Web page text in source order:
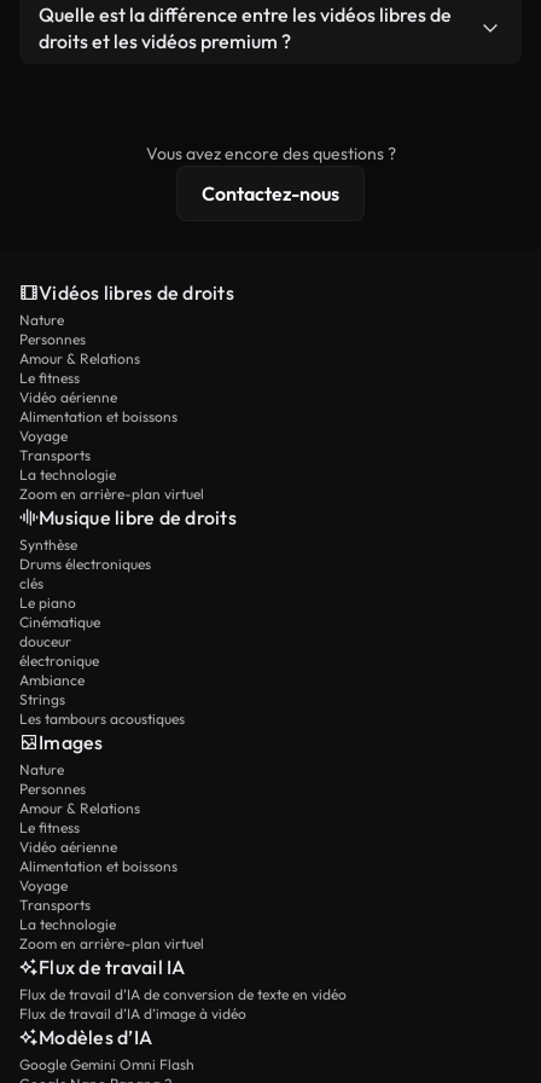
que produit autonome.
prêtes à l'emploi.
Oui. Vous pouvez librement découper, recadrer ou
remixer nos vidéos. Assurez-vous simplement que
Quelle est la différence entre les vidéos libres de
droits et les vidéos premium ?
résolution 4K et des protections de licence
Vous avez encore des questions ?
Contactez-nous
Vidéos libres de droits
Nature
Personnes
Amour & Relations
Le fitness
Vidéo aérienne
Alimentation et boissons
Voyage
Transports
La technologie
Zoom en arrière-plan virtuel
Musique libre de droits
Synthèse
Drums électroniques
clés
Le piano
Cinématique
douceur
électronique
Ambiance
Strings
Les tambours acoustiques
Images
Nature
Personnes
Amour & Relations
Le fitness
Vidéo aérienne
Alimentation et boissons
Voyage
Transports
La technologie
Zoom en arrière-plan virtuel
Flux de travail IA
Flux de travail d’IA de conversion de texte en vidéo
Flux de travail d’IA d’image à vidéo
Modèles d’IA
Google Gemini Omni Flash